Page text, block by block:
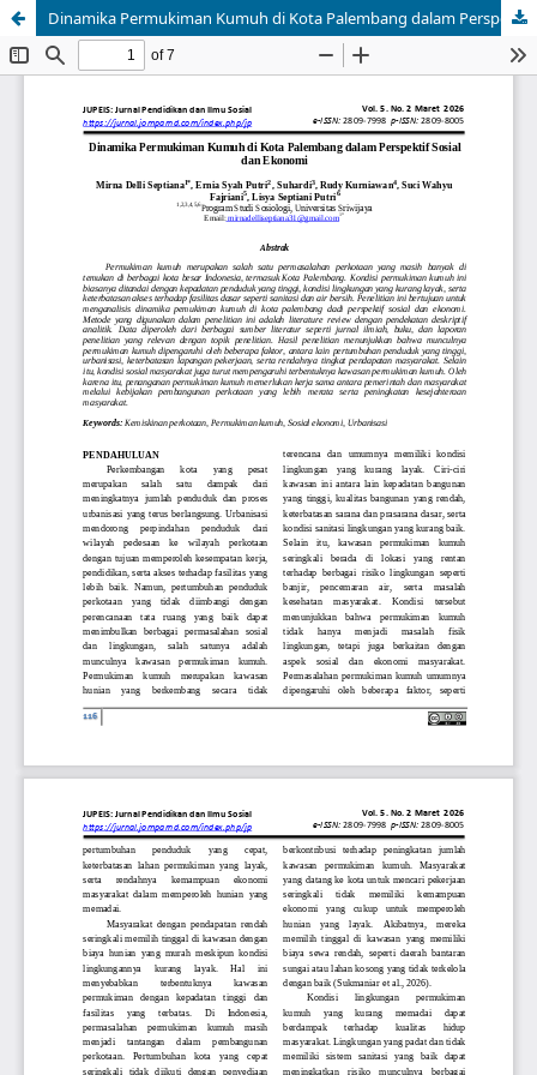
Dinamika Permukiman Kumuh di Kota Palembang dalam Perspektif Sosial dan Ekonomi